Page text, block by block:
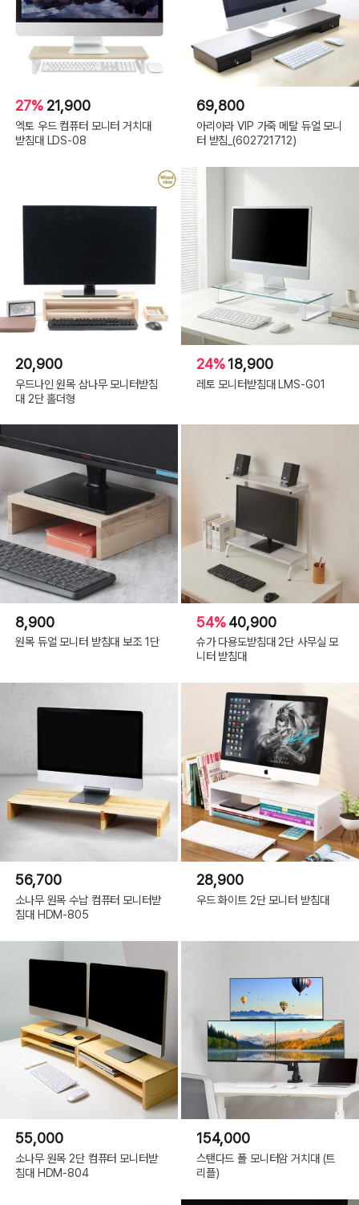
27% 21,900
엑토 우드 컴퓨터 모니터 거치대
받침대 LDS-08
69,800
아리아라 VIP 가죽 메탈 듀얼 모니
터 받침_(602721712)
20,900
우드나인 원목 삼나무 모니터받침
대 2단 홀더형
24%18,900
레토 모니터받침대 LMS-G01
8,900
원목 듀얼 모니터 받침대 보조 1단
54%40,900
슈가 다용도받침대 2단 사무실 모
니터 받침대
56,700
소나무 원목 수납 컴퓨터 모니터받
침대 HDM-805
28,900
우드 화이트 2단 모니터 받침대
55,000
소나무 원목 2단 컴퓨터 모니터받
침대 HDM-804
154,000
스탠다드 폴 모니터암 거치대 (트
리플)